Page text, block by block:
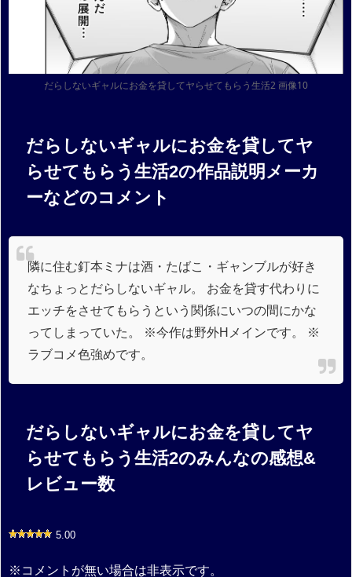
だらしないギャルにお金を貸してヤらせてもらう生活2 画像10
だらしないギャルにお金を貸してヤ
らせてもらう生活2の作品説明メーカ
ーなどのコメント
隣に住む釘本ミナは酒・たばこ・ギャンブルが好き
なちょっとだらしないギャル。 お金を貸す代わりに
エッチをさせてもらうという関係にいつの間にかな
ってしまっていた。 ※今作は野外Hメインです。 ※
ラブコメ色強めです。
だらしないギャルにお金を貸してヤ
らせてもらう生活2のみんなの感想&
レビュー数
5.00
※コメントが無い場合は非表示です。